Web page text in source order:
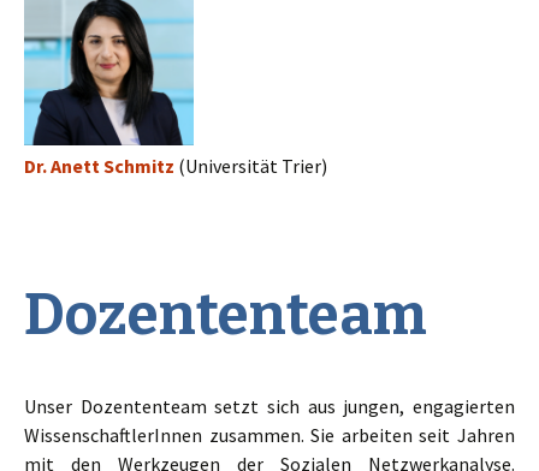
Dr. Anett Schmitz (Universität Trier)
Dozententeam
Unser Dozententeam setzt sich aus jungen, engagierten
WissenschaftlerInnen zusammen. Sie arbeiten seit Jahren
mit den Werkzeugen der Sozialen Netzwerkanalyse.